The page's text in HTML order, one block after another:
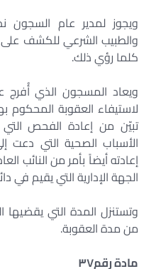
ويجوز لمدير عام
والطبيب الشرعي للكشف على
كلما رؤي ذلك.
ويعاد المسجون الذي
لاستيفاء العقوبة المحكوم
تبيّن من إعادة الفحص التي
الأسباب الصحية التي دعت
إعادته أيضاً بأمر من النائب
الجهة الإدارية التي يقيم في
وتستنزل المدة التي
من مدة العقوبة.
مادة رقم٣٧